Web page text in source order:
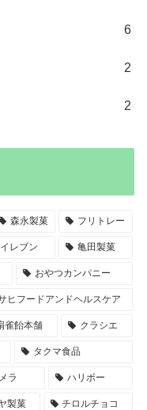
6
2
2
森永製菓 フリトレー
レブン 亀田製菓
おやつカンパニー
ヒフードアンドヘルスケア
雀飴本舗 クラシエ
タクマ食品
ラ ハリボー
製菓 チロルチョコ